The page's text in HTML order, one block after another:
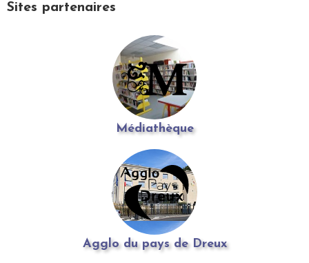
Sites partenaires
Médiathèque
Agglo du pays de Dreux